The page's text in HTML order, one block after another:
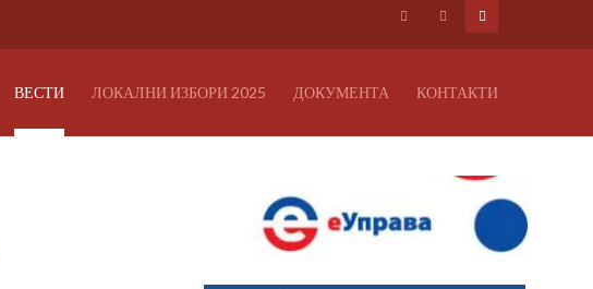
ВЕСТИ ЛОКАЛНИ ИЗБОРИ 2025 ДОКУМЕНТА КОНТАКТИ